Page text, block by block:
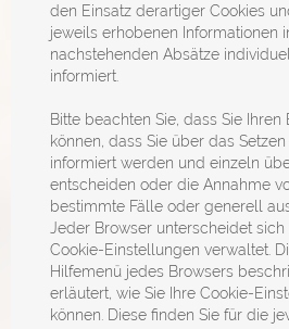
den Einsatz derartiger Cookies
jeweils erhobenen Informationen
nachstehenden Absätze
informiert.
Bitte beachten Sie, dass Sie
können, dass Sie über das
informiert werden und einzeln
entscheiden oder die Annahme
bestimmte Fälle oder generell
Jeder Browser unterscheidet
Cookie-Einstellungen verwaltet.
Hilfemenü jedes Browsers
erläutert, wie Sie Ihre Cookie-
können. Diese finden Sie für die